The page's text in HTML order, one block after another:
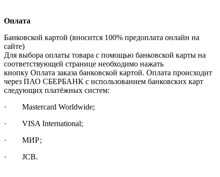
Оплата
Банковской картой (вносится 100% предоплата онлайн на
сайте)
Для выбора оплаты товара с помощью банковской карты на
соответствующей странице необходимо нажать
кнопку Оплата заказа банковской картой. Оплата происходит
через ПАО СБЕРБАНК с использованием банковских карт
следующих платёжных систем:
· Mastercard Worldwide;
· VISA International;
· МИР;
· JCB.